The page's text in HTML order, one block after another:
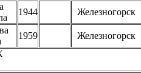
1944 Железногорск
1959
Железногорск
судья,